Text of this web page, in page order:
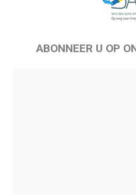
ABONNEER U OP